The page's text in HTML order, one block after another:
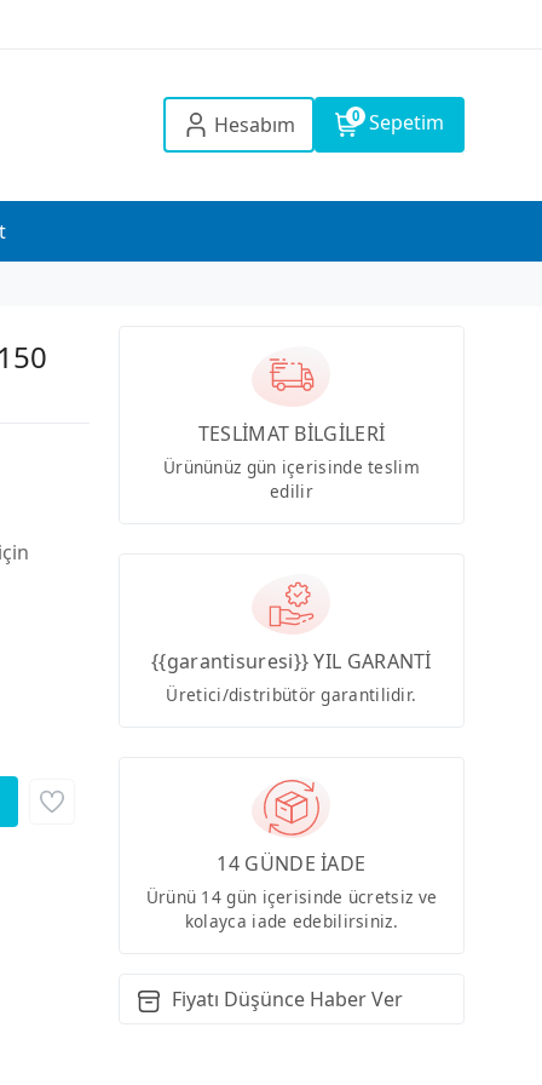
Hesabım 0 Sepetim
TESLİMAT BİLGİLERİ
Ürününüz gün içerisinde teslim
edilir
{{garantisuresi}} YIL GARANTİ
Üretici/distribütör garantilidir.
14 GÜNDE İADE
Ürünü 14 gün içerisinde ücretsiz ve
kolayca iade edebilirsiniz.
Fiyatı Düşünce Haber Ver